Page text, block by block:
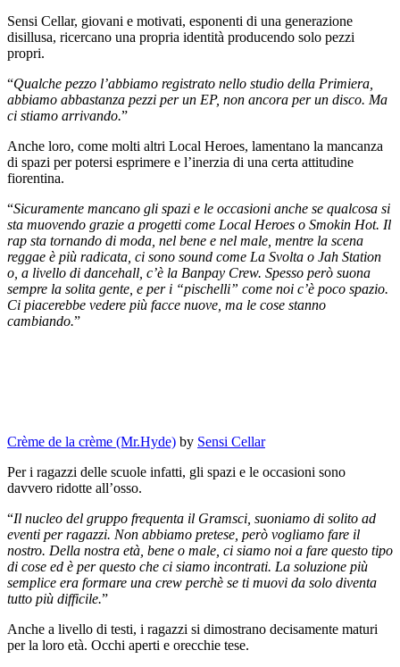
Sensi Cellar, giovani e motivati, esponenti di una generazione
disillusa, ricercano una propria identità producendo solo pezzi
propri.
“Qualche pezzo l’abbiamo registrato nello studio della Primiera,
abbiamo abbastanza pezzi per un EP, non ancora per un disco. Ma
ci stiamo arrivando.”
Anche loro, come molti altri Local Heroes, lamentano la mancanza
di spazi per potersi esprimere e l’inerzia di una certa attitudine
fiorentina.
“Sicuramente mancano gli spazi e le occasioni anche se qualcosa si
sta muovendo grazie a progetti come Local Heroes o Smokin Hot. Il
rap sta tornando di moda, nel bene e nel male, mentre la scena
reggae è più radicata, ci sono sound come La Svolta o Jah Station
o, a livello di dancehall, c’è la Banpay Crew. Spesso però suona
sempre la solita gente, e per i “pischelli” come noi c’è poco spazio.
Ci piacerebbe vedere più facce nuove, ma le cose stanno
cambiando.”
Crème de la crème (Mr.Hyde) by Sensi Cellar
Per i ragazzi delle scuole infatti, gli spazi e le occasioni sono
davvero ridotte all’osso.
“Il nucleo del gruppo frequenta il Gramsci, suoniamo di solito ad
eventi per ragazzi. Non abbiamo pretese, però vogliamo fare il
nostro. Della nostra età, bene o male, ci siamo noi a fare questo tipo
di cose ed è per questo che ci siamo incontrati. La soluzione più
semplice era formare una crew perchè se ti muovi da solo diventa
tutto più difficile.”
Anche a livello di testi, i ragazzi si dimostrano decisamente maturi
per la loro età. Occhi aperti e orecchie tese.